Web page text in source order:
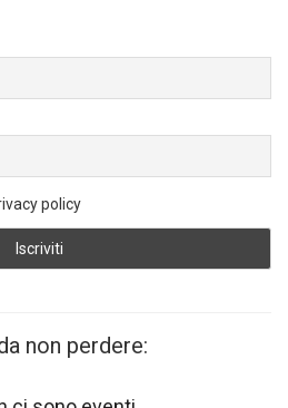
policy
non perdere: